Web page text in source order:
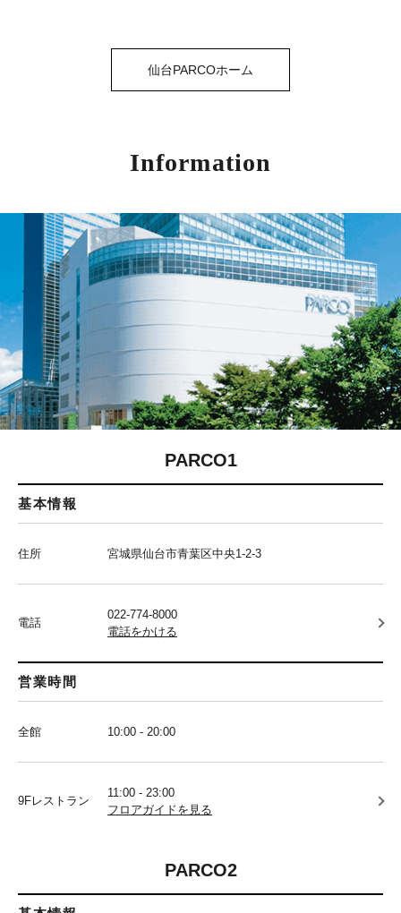
仙台PARCOホーム
Information
PARCO1
基本情報
住所 宮城県仙台市青葉区中央1-2-3
電話
022-774-8000
電話をかける
営業時間
全館 10:00 - 20:00
9Fレストラン
11:00 - 23:00
フロアガイドを見る
PARCO2